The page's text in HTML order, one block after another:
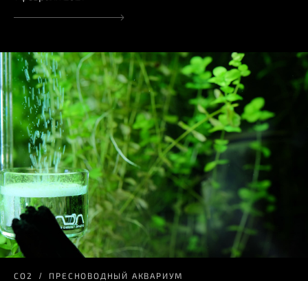
СО2 ПРЕСНОВОДНЫЙ АКВАРИУМ